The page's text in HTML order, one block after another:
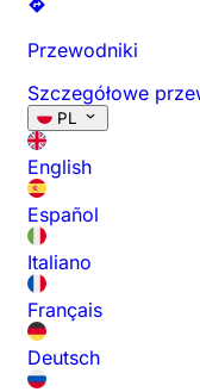
Przewodniki
Szczegółowe
PL
English
Español
Italiano
Français
Deutsch